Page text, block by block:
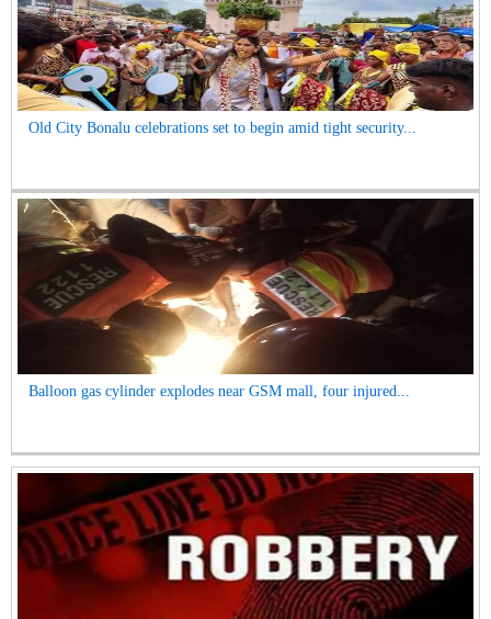
Old City Bonalu celebrations set to begin amid tight security...
Balloon gas cylinder explodes near GSM mall, four injured...